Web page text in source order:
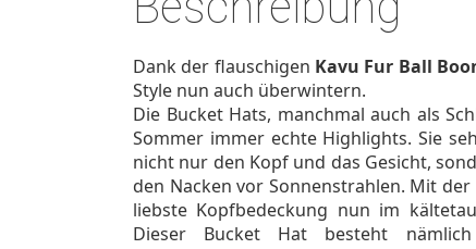
Dank der flauschigen Kavu Fur Ball
Style nun auch überwintern.
Die Bucket Hats, manchmal auch als
Sommer immer echte Highlights. Sie
nicht nur den Kopf und das Gesicht,
den Nacken vor Sonnenstrahlen. Mit
liebste Kopfbedeckung nun im
Dieser Bucket Hat besteht